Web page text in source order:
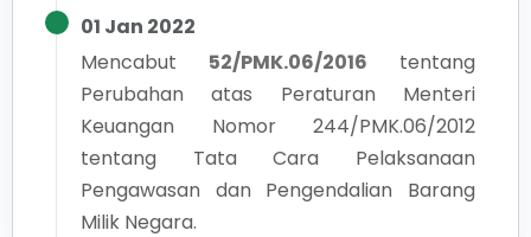
01 Jan 2022
Mencabut
52/PMK.06/2016
tentang
Perubahan atas Peraturan Menteri
Keuangan Nomor 244/PMK.06/2012
tentang Tata Cara Pelaksanaan
Pengawasan dan Pengendalian Barang
Milik Negara.